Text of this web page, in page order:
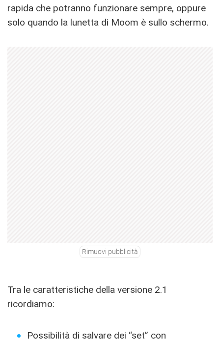
rapida che potranno funzionare sempre, oppure
solo quando la lunetta di Moom è sullo schermo.
Rimuovi pubblicità
Tra le caratteristiche della versione 2.1
ricordiamo:
Possibilità di salvare dei “set” con